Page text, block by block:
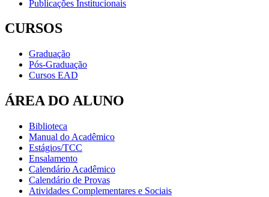
Publicações Institucionais
CURSOS
Graduação
Pós-Graduação
Cursos EAD
ÁREA DO ALUNO
Biblioteca
Manual do Acadêmico
Estágios/TCC
Ensalamento
Calendário Acadêmico
Calendário de Provas
Atividades Complementares e Sociais